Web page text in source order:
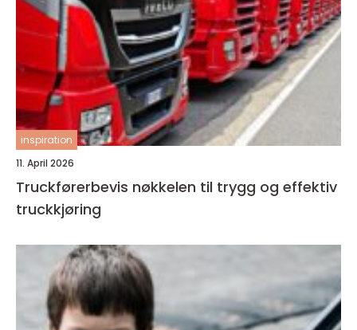
inspiration
11. April 2026
Truckførerbevis nøkkelen til trygg og effektiv
truckkjøring